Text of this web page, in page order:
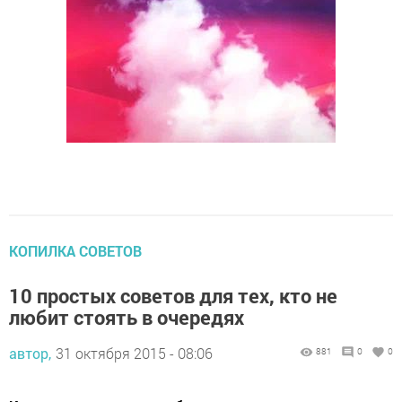
КОПИЛКА СОВЕТОВ
10 простых советов для тех, кто не
любит стоять в очередях
автор, 31 октября 2015 - 08:06 881 0 0